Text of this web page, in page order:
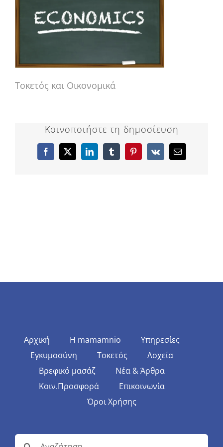
Τοκετός και Οικονομικά
Κοινοποιήστε τη δημοσίευση
Facebook
X LinkedInTumblrPinterest
Vk Email
Αρχική Η mamamnio
Υπηρεσίες
Εγκυμοσύνη
Τοκετός
Λοχεία
Βρεφικό μασάζ
Νέα & Άρθρα
Κοιν.Προσφορά
Επικοινωνία
Όροι Χρήσης
Αναζήτηση